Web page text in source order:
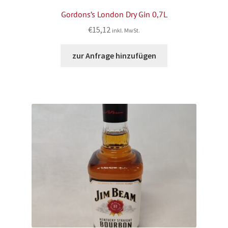
Gordons’s London Dry Gin 0,7L
€15,12 inkl. MwSt.
zur Anfrage hinzufügen